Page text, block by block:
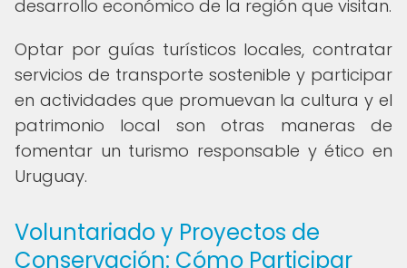
desarrollo económico de la región que visitan.
Optar por guías turísticos locales, contratar
servicios de transporte sostenible y participar
en actividades que promuevan la cultura y el
patrimonio local son otras maneras de
fomentar un turismo responsable y ético en
Uruguay.
Voluntariado y Proyectos de
Conservación: Cómo Participar